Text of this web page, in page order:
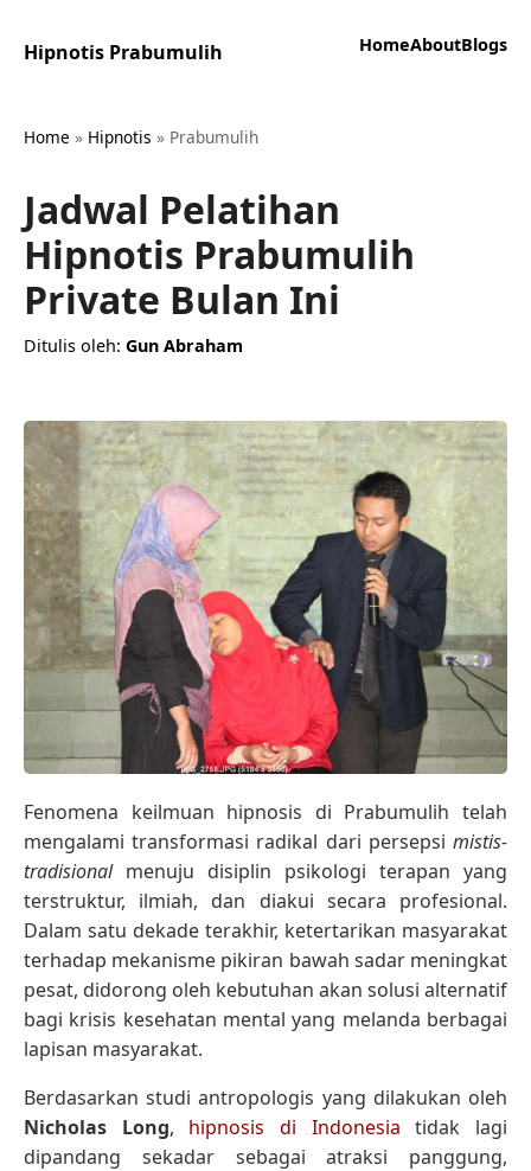
Hipnotis Prabumulih HomeAboutBlogs
Home » Hipnotis » Prabumulih
Jadwal Pelatihan
Hipnotis Prabumulih
Private Bulan Ini
Ditulis oleh: Gun Abraham
Fenomena keilmuan hipnosis di Prabumulih telah
mengalami transformasi radikal dari persepsi mistis-
tradisionalmenuju disiplin psikologi terapan yang
terstruktur, ilmiah, dan diakui secara profesional.
Dalam satu dekade terakhir, ketertarikan masyarakat
terhadap mekanisme pikiran bawah sadar meningkat
pesat, didorong oleh kebutuhan akan solusi alternatif
bagi krisis kesehatan mental yang melanda berbagai
lapisan masyarakat.
Berdasarkan studi antropologis yang dilakukan oleh
Nicholas Long, hipnosis di Indonesia tidak lagi
dipandang sekadar sebagai atraksi panggung,